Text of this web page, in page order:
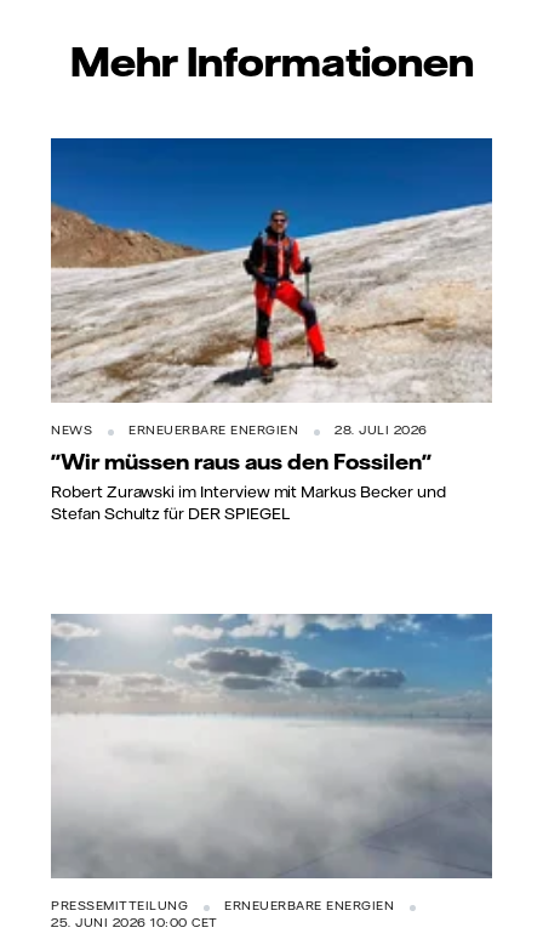
Mehr Informationen
NEWS ERNEUERBARE ENERGIEN 28. JULI 2026
"Wir müssen raus aus den Fossilen"
Robert Zurawski im Interview mit Markus Becker und
Stefan Schultz für DER SPIEGEL
PRESSEMITTEILUNG
ERNEUERBARE ENERGIEN
25. JUNI 2026 10:00 CET